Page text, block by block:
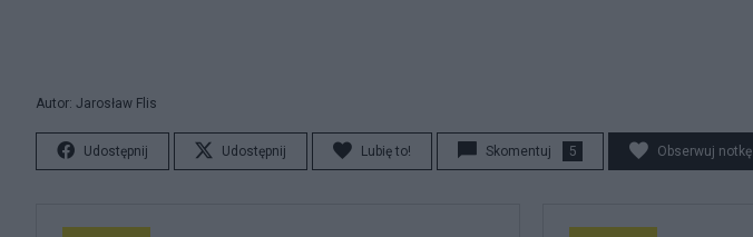
Autor: Jarosław Flis
Udostępnij Udostępnij Lubię to! Skomentuj 5 Obserwuj notkę